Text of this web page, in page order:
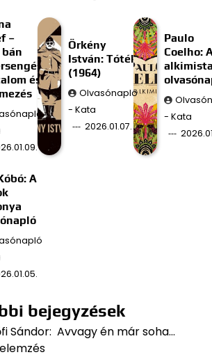
–
bán
és
Örkény
István: Tóték
(1964)
Olvasónapló
- Kata
2026.01.07.
Paulo
Coelho:
- Kata
A
bejegyzések
Sándor: Avvagy én már soha…